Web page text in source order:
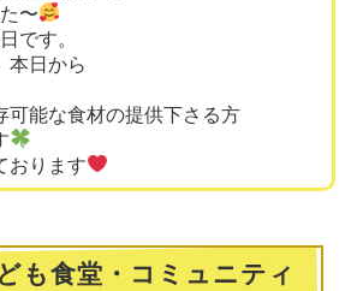
〜
です。
本日から
可能な食材の提供下さる方
おります
も食堂・コミュニティ